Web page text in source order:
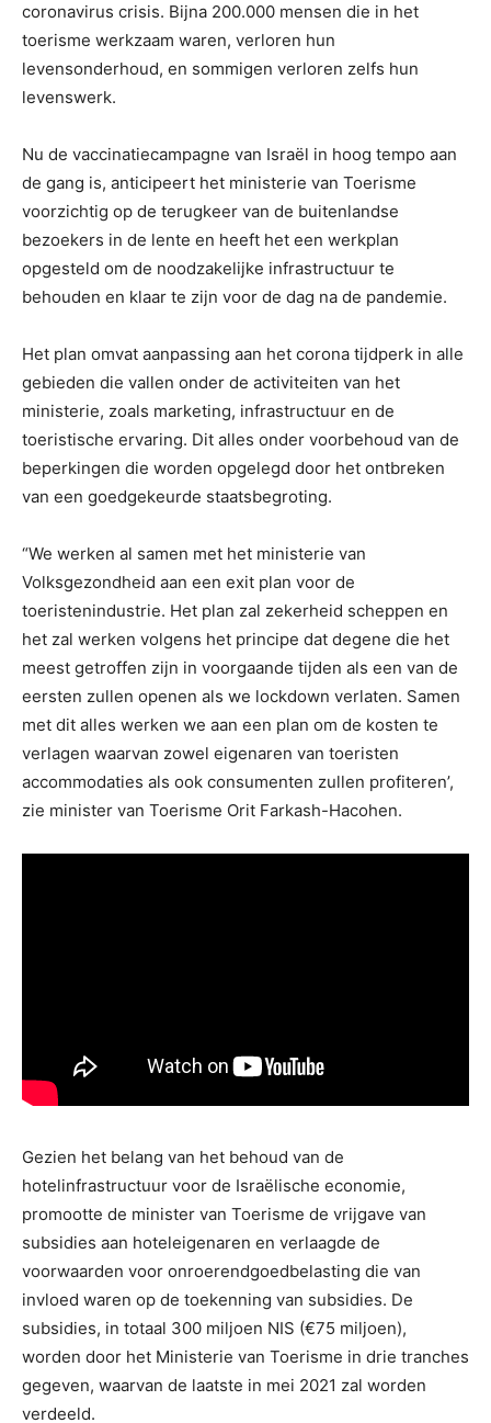
coronavirus crisis. Bijna 200.000 mensen die in het
toerisme werkzaam waren, verloren hun
levensonderhoud, en sommigen verloren zelfs hun
levenswerk.
Nu de vaccinatiecampagne van Israël in hoog tempo aan
de gang is, anticipeert het ministerie van Toerisme
voorzichtig op de terugkeer van de buitenlandse
bezoekers in de lente en heeft het een werkplan
opgesteld om de noodzakelijke infrastructuur te
behouden en klaar te zijn voor de dag na de pandemie.
Het plan omvat aanpassing aan het corona tijdperk in alle
gebieden die vallen onder de activiteiten van het
ministerie, zoals marketing, infrastructuur en de
toeristische ervaring. Dit alles onder voorbehoud van de
beperkingen die worden opgelegd door het ontbreken
van een goedgekeurde staatsbegroting.
“We werken al samen met het ministerie van
Volksgezondheid aan een exit plan voor de
toeristenindustrie. Het plan zal zekerheid scheppen en
het zal werken volgens het principe dat degene die het
meest getroffen zijn in voorgaande tijden als een van de
eersten zullen openen als we lockdown verlaten. Samen
met dit alles werken we aan een plan om de kosten te
verlagen waarvan zowel eigenaren van toeristen
accommodaties als ook consumenten zullen profiteren’,
zie minister van Toerisme Orit Farkash-Hacohen.
Gezien het belang van het behoud van de
hotelinfrastructuur voor de Israëlische economie,
promootte de minister van Toerisme de vrijgave van
subsidies aan hoteleigenaren en verlaagde de
voorwaarden voor onroerendgoedbelasting die van
invloed waren op de toekenning van subsidies. De
subsidies, in totaal 300 miljoen NIS (€75 miljoen),
worden door het Ministerie van Toerisme in drie tranches
gegeven, waarvan de laatste in mei 2021 zal worden
verdeeld.